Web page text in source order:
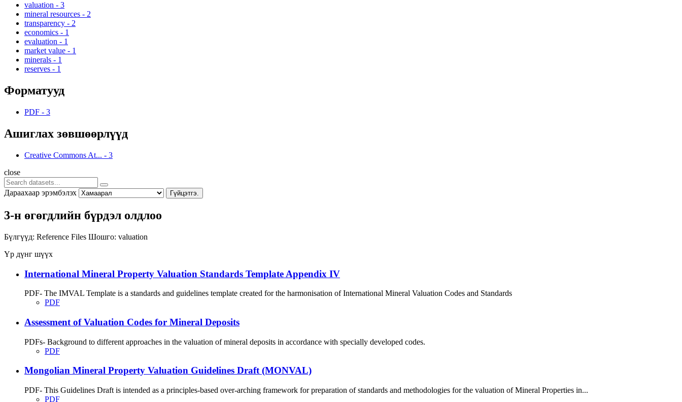
valuation - 3
mineral resources - 2
transparency - 2
economics - 1
evaluation - 1
market value - 1
minerals - 1
reserves - 1
Форматууд
PDF - 3
Ашиглах зөвшөөрлүүд
Creative Commons At... - 3
close
Дараахаар эрэмбэлэх Гүйцэтгэ.
3-н өгөгдлийн бүрдэл олдлоо
Бүлгүүд: Reference Files Шошго: valuation
Үр дүнг шүүх
International Mineral Property Valuation Standards Template Appendix IV
PDF- The IMVAL Template is a standards and guidelines template created for the harmonisation of International Mineral Valuation Codes and Standards
PDF
Assessment of Valuation Codes for Mineral Deposits
PDFs- Background to different approaches in the valuation of mineral deposits in accordance with specially developed codes.
PDF
Mongolian Mineral Property Valuation Guidelines Draft (MONVAL)
PDF- This Guidelines Draft is intended as a principles-based over-arching framework for preparation of standards and methodologies for the valuation of Mineral Properties in...
PDF